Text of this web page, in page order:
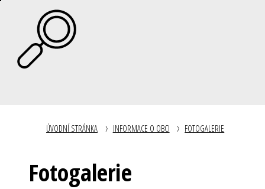
ÚVODNÍ STRÁNKA INFORMACE O OBCI FOTOGALERIE
Fotogalerie